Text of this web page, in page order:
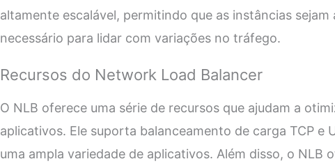
altamente escalável, permitindo que as instâncias
necessário para lidar com variações no tráfego.
Recursos do Network Load Balancer
O NLB oferece uma série de recursos que ajudam a
aplicativos. Ele suporta balanceamento de carga TCP e
uma ampla variedade de aplicativos. Além disso, o NLB